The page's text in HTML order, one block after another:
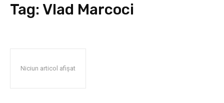
Tag: Vlad Marcoci
Niciun articol afișat